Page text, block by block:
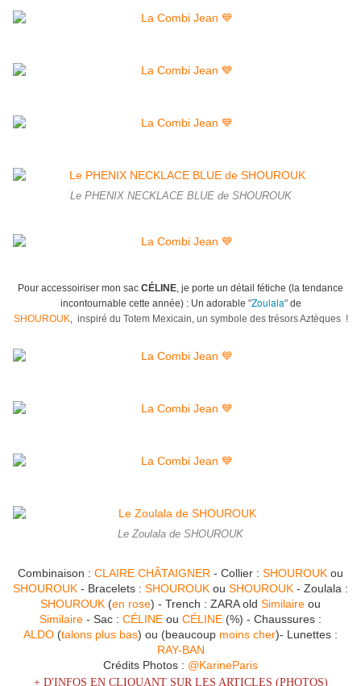
Le PHENIX NECKLACE BLUE de SHOUROUK
Pour accessoiriser mon sac CÉLINE, je porte un détail fétiche (la tendance
incontournable cette année) : Un adorable "Zoulala"de
SHOUROUK, inspiré du Totem Mexicain, un symbole des trésors Aztèques !
Le Zoulala de SHOUROUK
Combinaison : CLAIRE CHÂTAIGNER - Collier : SHOUROUK ou
SHOUROUK - Bracelets : SHOUROUK ou SHOUROUK - Zoulala :
SHOUROUK (en rose) - Trench : ZARA old Similaire ou
Similaire - Sac : CÉLINE ou CÉLINE (%) - Chaussures :
ALDO (talons plus bas) ou (beaucoup moins cher)- Lunettes :
RAY-BAN
Crédits Photos : @KarineParis
+ D'INFOS EN CLIQUANT SUR LES ARTICLES (PHOTOS)